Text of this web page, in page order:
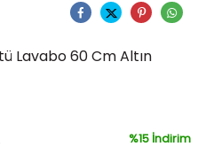
Ürünü Paylaş
Lavabo 60 Cm Altın
%15 İndirim